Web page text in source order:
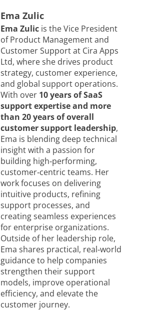
Ema Zulic
Ema Zulicis the Vice President
of Product Management and
Customer Support at Cira Apps
Ltd, where she drives product
strategy, customer experience,
and global support operations.
With over 10 years of SaaS
support expertise and more
than 20 years of overall
customer support leadership,
Ema is blending deep technical
insight with a passion for
building high‑performing,
customer‑centric teams. Her
work focuses on delivering
intuitive products, refining
support processes, and
creating seamless experiences
for enterprise organizations.
Outside of her leadership role,
Ema shares practical, real‑world
guidance to help companies
strengthen their support
models, improve operational
efficiency, and elevate the
customer journey.